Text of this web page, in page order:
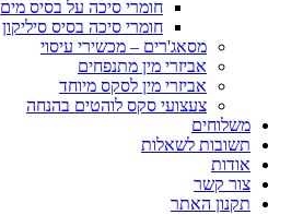
חומרי סיכה על בסיס מים
חומרי סיכה בסיס סיליקון
מסאג'רים – מכשירי עיסוי
אביזרי מין מתנפחים
אביזרי מין לסקס מיוחד
צעצועי סקס לוהטים בהנחה
משלוחים
תשובות לשאלות
אודות
צור קשר
תקנון האתר